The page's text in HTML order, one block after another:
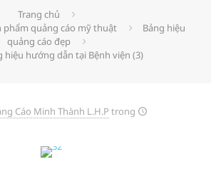
Trang chủ
phẩm quảng cáo mỹ thuật
Bảng hiệu
quảng cáo đẹp
hiệu hướng dẫn tại Bệnh viện (3)
Cáo Minh Thành L.H.P trong